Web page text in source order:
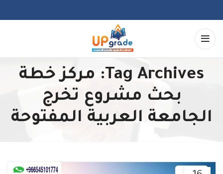
Tag Archives: مركز خطة
بحث مشروع تخرج
الجامعة العربية المفتوحة